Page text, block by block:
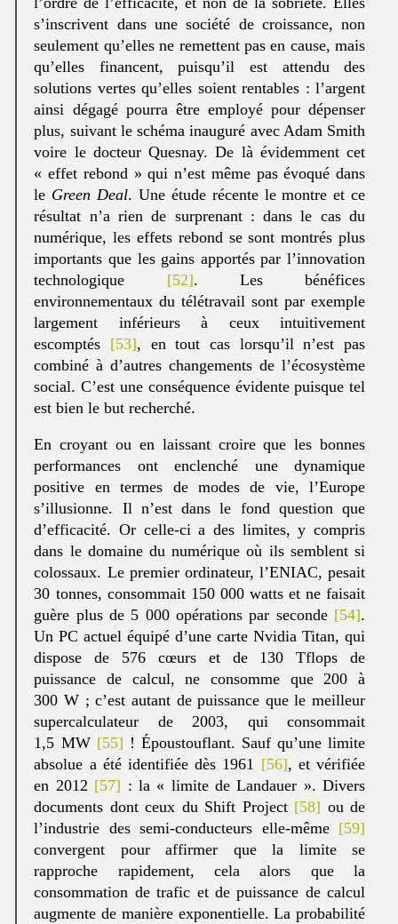
s’inscrivent dans une société de croissance, non
seulement qu’elles ne remettent pas en cause, mais
qu’elles financent, puisqu’il est attendu des
solutions vertes qu’elles soient rentables : l’argent
ainsi dégagé pourra être employé pour dépenser
plus, suivant le schéma inauguré avec Adam Smith
voire le docteur Quesnay. De là évidemment cet
« effet rebond » qui n’est même pas évoqué dans
le Green Deal. Une étude récente le montre et ce
résultat n’a rien de surprenant : dans le cas du
numérique, les effets rebond se sont montrés plus
importants que les gains apportés par l’innovation
technologique [52]. Les bénéfices
environnementaux du télétravail sont par exemple
largement inférieurs à ceux intuitivement
escomptés [53], en tout cas lorsqu’il n’est pas
combiné à d’autres changements de l’écosystème
social. C’est une conséquence évidente puisque tel
est bien le but recherché.
En croyant ou en laissant croire que les bonnes
performances ont enclenché une dynamique
positive en termes de modes de vie, l’Europe
s’illusionne. Il n’est dans le fond question que
d’efficacité. Or celle-ci a des limites, y compris
dans le domaine du numérique où ils semblent si
colossaux. Le premier ordinateur, l’ENIAC, pesait
30 tonnes, consommait 150 000 watts et ne faisait
guère plus de 5 000 opérations par seconde [54].
Un PC actuel équipé d’une carte Nvidia Titan, qui
dispose de 576 cœurs et de 130 Tflops de
puissance de calcul, ne consomme que 200 à
300 W ; c’est autant de puissance que le meilleur
supercalculateur de 2003, qui consommait
1,5 MW [55] ! Époustouflant. Sauf qu’une limite
absolue a été identifiée dès 1961 [56], et vérifiée
en 2012 [57] : la « limite de Landauer ». Divers
documents dont ceux du Shift Project [58] ou de
l’industrie des semi-conducteurs elle-même [59]
convergent pour affirmer que la limite se
rapproche rapidement, cela alors que la
consommation de trafic et de puissance de calcul
augmente de manière exponentielle. La probabilité